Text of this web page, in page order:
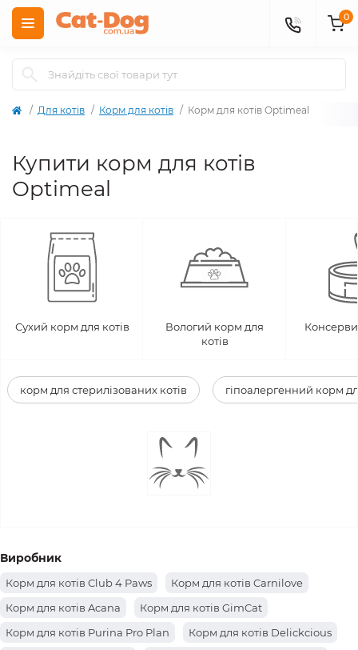
0
Для котів Корм для котів Корм для котів Optimeal
Купити корм для котів
Optimeal
Сухий корм для котів
Вологий корм для
котів
Консерви
корм для стерилізованих котів гіпоалергенний корм
Виробник
Корм для котів Club 4 Paws
Корм для котів Carnilove
Корм для котів Acana
Корм для котів GimCat
Корм для котів Purina Pro Plan
Корм для котів Delickcious